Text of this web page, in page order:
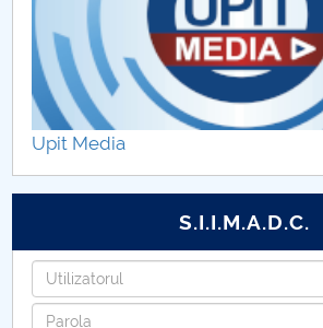
Upit Media
S.I.I.M.A.D.C.
Username
Password